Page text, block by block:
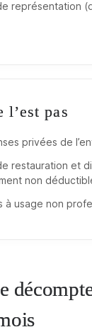
représentation
l’est pas
privées de
restauration et
non
à usage non